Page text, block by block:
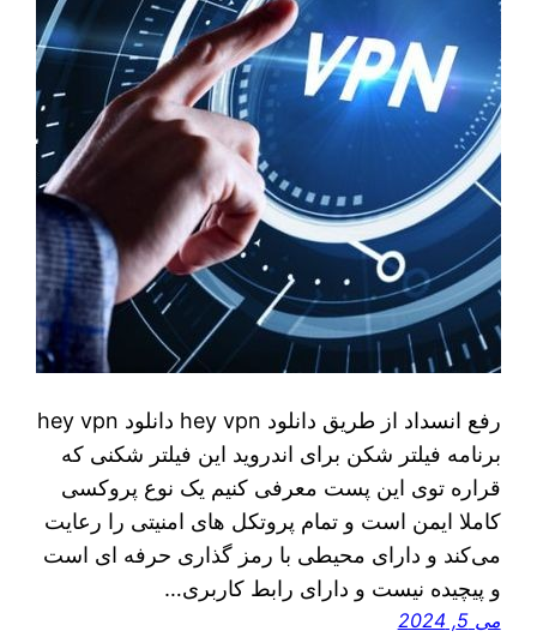
رفع انسداد از طریق دانلود hey vpn دانلود hey vpn
برنامه فیلتر شکن برای اندروید این فیلتر شکنی که
قراره توی اين پست معرفی کنیم یک نوع پروکسی
کاملا ایمن است و تمام پروتکل های امنیتی را رعایت
می‌کند و دارای محیطی با رمز گذاری حرفه ای است
و پیچیده نیست و دارای رابط کاربری…
می 5, 2024